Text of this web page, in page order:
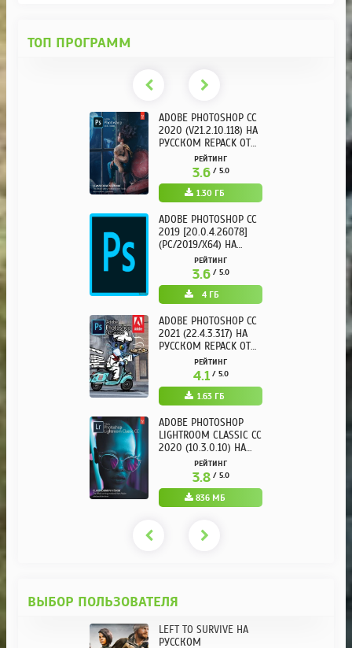
ТОП ПРОГРАММ
ADOBE PHOTOSHOP CC
2020 (V21.2.10.118) НА
РУССКОМ REPACK ОТ
KPOJIUKРЕЙТИНГ
3.6/ 5.0
1.30 ГБ
ADOBE PHOTOSHOP CC
2019 [20.0.4.26078]
(PC/2019/X64) НА
РУССКОМРЕЙТИНГ
3.6/ 5.0
4 ГБ
ADOBE PHOTOSHOP CC
2021 (22.4.3.317) НА
РУССКОМ REPACK ОТ
KPOJIUKРЕЙТИНГ
4.1 / 5.0
1.63 ГБ
ADOBE PHOTOSHOP
LIGHTROOM CLASSIC CC
2020 (10.3.0.10) НА
РУССКОМ REPACK ОТ
KPOJIUK
РЕЙТИНГ
3.8 / 5.0
836 МБ
ВЫБОР ПОЛЬЗОВАТЕЛЯ
LEFT TO SURVIVE НА
РУССКОМ